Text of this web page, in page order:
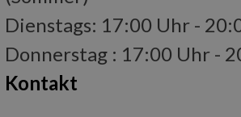
Dienstags: 17:00 Uhr -
Donnerstag : 17:00 Uhr -
Kontakt